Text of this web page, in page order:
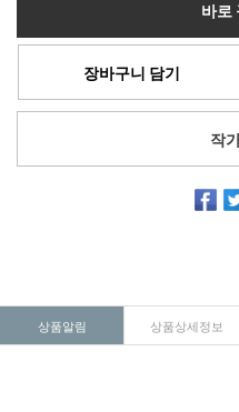
바로
장바구니 담기
작
상품알림 상품상세정보